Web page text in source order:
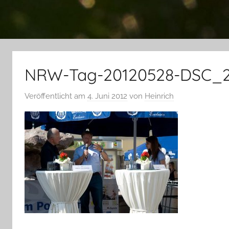
NRW-Tag-20120528-
Veröffentlicht am 4. Juni 2012 von Heinrich